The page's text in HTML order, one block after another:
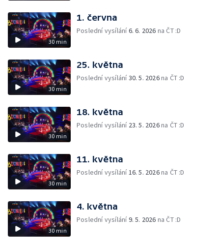
30 min
1. června
Poslední vysílání6. 6. 2026 na ČT :D
30 min
25. května
Poslední vysílání30. 5. 2026na ČT :D
30 min
18. května
Poslední vysílání 23. 5. 2026na ČT :D
30 min
11. května
Poslední vysílání16. 5. 2026na ČT :D
30 min
4. května
Poslední vysílání9. 5. 2026 na ČT :D